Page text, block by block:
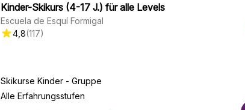
Kinder-Skikurs (4-17 J.) für alle Levels
Escuela de Esquí Formigal
4,8(117)
Skikurse Kinder - Gruppe
Alle Erfahrungsstufen